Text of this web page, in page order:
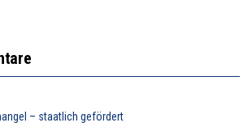
– staatlich gefördert